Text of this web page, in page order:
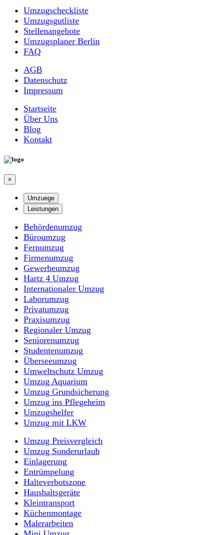
Umzugscheckliste
Umzugsgutliste
Stellenangebote
Umzugsplaner Berlin
FAQ
AGB
Datenschutz
Impressum
Startseite
Über Uns
Blog
Kontakt
×
Umzuege
Leistungen
Behördenumzug
Büroumzug
Fernumzug
Firmenumzug
Gewerbeumzug
Hartz 4 Umzug
Internationaler Umzug
Laborumzug
Privatumzug
Praxisumzug
Regionaler Umzug
Seniorenumzug
Studentenumzug
Überseeumzug
Umweltschutz Umzug
Umzug Aquarium
Umzug Grundsicherung
Umzug ins Pflegeheim
Umzugshelfer
Umzug mit LKW
Umzug Preisvergleich
Umzug Sonderurlaub
Einlagerung
Entrümpelung
Halteverbotszone
Haushaltsgeräte
Kleintransport
Küchenmontage
Malerarbeiten